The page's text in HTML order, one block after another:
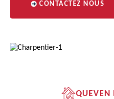
CONTACTEZ NOUS
QUEVEN